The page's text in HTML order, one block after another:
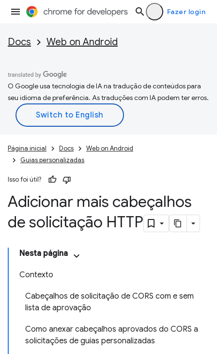
Fazer login
Docs Web on Android
O Google usa tecnologia de IA na tradução de conteúdos para
seu idioma de preferência. As traduções com IA podem ter erros.
Página inicial Docs
Web on Android
Guias personalizadas
Isso foi útil?
Adicionar mais cabeçalhos
de solicitação HTTP
Nesta página
Contexto
Cabeçalhos de solicitação de CORS com e sem
lista de aprovação
Como anexar cabeçalhos aprovados do CORS a
solicitações de guias personalizadas